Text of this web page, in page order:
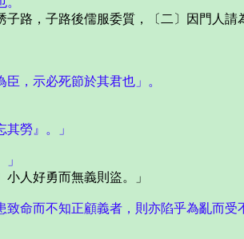
路，子路後儒服委質，〔二〕因門人請
，示必死節於其君也」。
勞』。」
人好勇而無義則盜。」
命而不知正顧義者，則亦陷乎為亂而